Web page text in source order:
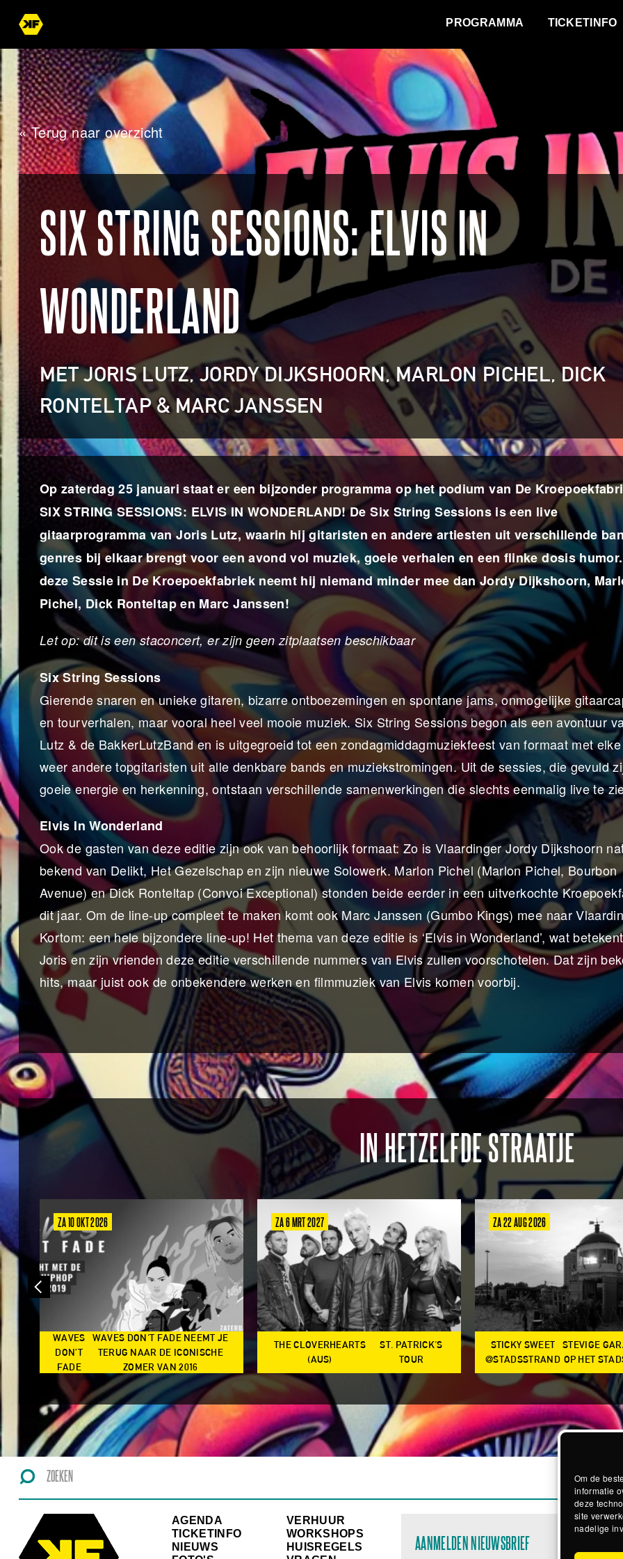
Om de
informatie
deze
site
nadelige
PROGRAMMA TICKETINFO
« Terug naar overzicht
SIX STRING SESSIONS: ELVIS IN
WONDERLAND
MET JORIS LUTZ, JORDY DIJKSHOORN, MARLON PICHEL, DICK
RONTELTAP & MARC JANSSEN
Op zaterdag 25 januari staat er een bijzonder programma op het podium van De
SIX STRING SESSIONS: ELVIS IN WONDERLAND! De Six String Sessions is een live
gitaarprogramma van Joris Lutz, waarin hij gitaristen en andere artiesten uit verschillende
genres bij elkaar brengt voor een avond vol muziek, goeie verhalen en een flinke dosis
deze Sessie in De Kroepoekfabriek neemt hij niemand minder mee dan Jordy Dijkshoorn,
Pichel, Dick Ronteltap en Marc Janssen!
Let op: dit is een staconcert, er zijn geen zitplaatsen beschikbaar
Six String Sessions
Gierende snaren en unieke gitaren, bizarre ontboezemingen en spontane jams, onmogelijke
en tourverhalen, maar vooral heel veel mooie muziek. Six String Sessions begon als een avontuur
Lutz & de BakkerLutzBand en is uitgegroeid tot een zondagmiddagmuziekfeest van formaat met
weer andere topgitaristen uit alle denkbare bands en muziekstromingen. Uit de sessies, die gevuld
goeie energie en herkenning, ontstaan verschillende samenwerkingen die slechts eenmalig live te
Elvis In Wonderland
Ook de gasten van deze editie zijn ook van behoorlijk formaat: Zo is Vlaardinger Jordy Dijkshoorn
bekend van Delikt, Het Gezelschap en zijn nieuwe Solowerk. Marlon Pichel (Marlon Pichel, Bourbon
Avenue) en Dick Ronteltap (Convoi Exceptional) stonden beide eerder in een uitverkochte
dit jaar. Om de line-up compleet te maken komt ook Marc Janssen (Gumbo Kings) mee naar
Kortom: een hele bijzondere line-up! Het thema van deze editie is ‘Elvis in Wonderland’, wat
Joris en zijn vrienden deze editie verschillende nummers van Elvis zullen voorschotelen. Dat zijn
hits, maar juist ook de onbekendere werken en filmmuziek van Elvis komen voorbij.
IN HETZELFDE STRAATJE
ZA 10 OKT 2026
WAVES
DON’T
FADE
WAVES DON'T FADE NEEMT JE
TERUG NAAR DE ICONISCHE
ZOMER VAN 2016
ZA 6 MRT 2027
THE CLOVERHEARTS
(AUS)
ST. PATRICK'S
TOUR
ZA 22 AUG 2026
STICKY SWEET
@STADSSTRAND
STEVIGE
OP HET
AGENDA
TICKETINFO
NIEUWS
VERHUUR
WORKSHOPS
HUISREGELS
AANMELDEN NIEUWSBRIEF